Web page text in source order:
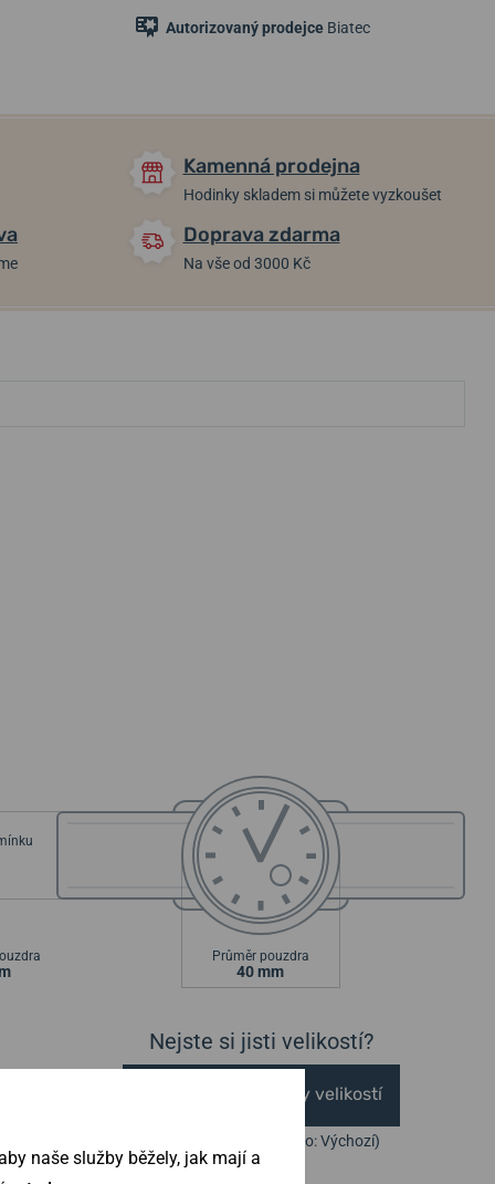
Autorizovaný prodejce Biatec
Kamenná prodejna
Hodinky skladem si můžete vyzkoušet
Doprava zdarma
Na vše od 3000 Kč
Průměr pouzdra
40 mm
Nejste si jisti velikostí?
Vytisknout vzory velikostí
(U tisku nastavte Měřítko: Výchozí)
naše služby běžely, jak mají a